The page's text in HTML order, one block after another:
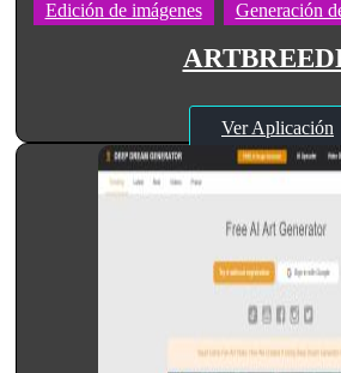
Edición de imágenes Generación
Ver Aplicación